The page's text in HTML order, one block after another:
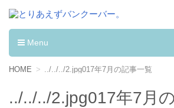
とりあえずバンク
カナダへワーキングホリデーして学ん
Menu
コンテンツへ移動
HOME ../../../2.jpg017年7月の記事一覧
../../../2.jpg017年7月